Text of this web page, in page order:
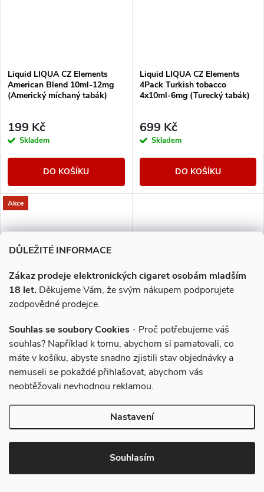
DŮLEŽITÉ INFORMACE
Zákaz prodeje elektronických cigaret osobám mladším
18 let. Děkujeme Vám, že svým nákupem podporujete
zodpovědné prodejce.
Souhlas se soubory Cookies - Proč potřebujeme váš
souhlas? Například k tomu, abychom si pamatovali, co
máte v košíku, abyste snadno zjistili stav objednávky a
nemuseli se pokaždé přihlašovat, abychom vás
neobtěžovali nevhodnou reklamou.
Nastavení
Souhlasím
Liquid LIQUA CZ Elements
American Blend 10ml-12mg
(Americký míchaný tabák)
199 Kč
Skladem
DO KOŠÍKU
Liquid LIQUA CZ Elements
4Pack Turkish tobacco
4x10ml-6mg (Turecký tabák)
699 Kč
Skladem
DO KOŠÍKU
Akce
–15 %
E-liquid Dekang USA Mix -
30ml (3x10ml), 6mg
495 Kč
DO KOŠÍKU
Liquid SYX Nic Salt
Strawberry 10ml - 10mg
239 Kč
DO KOŠÍKU
Zamilujte se do sladkosti jahod